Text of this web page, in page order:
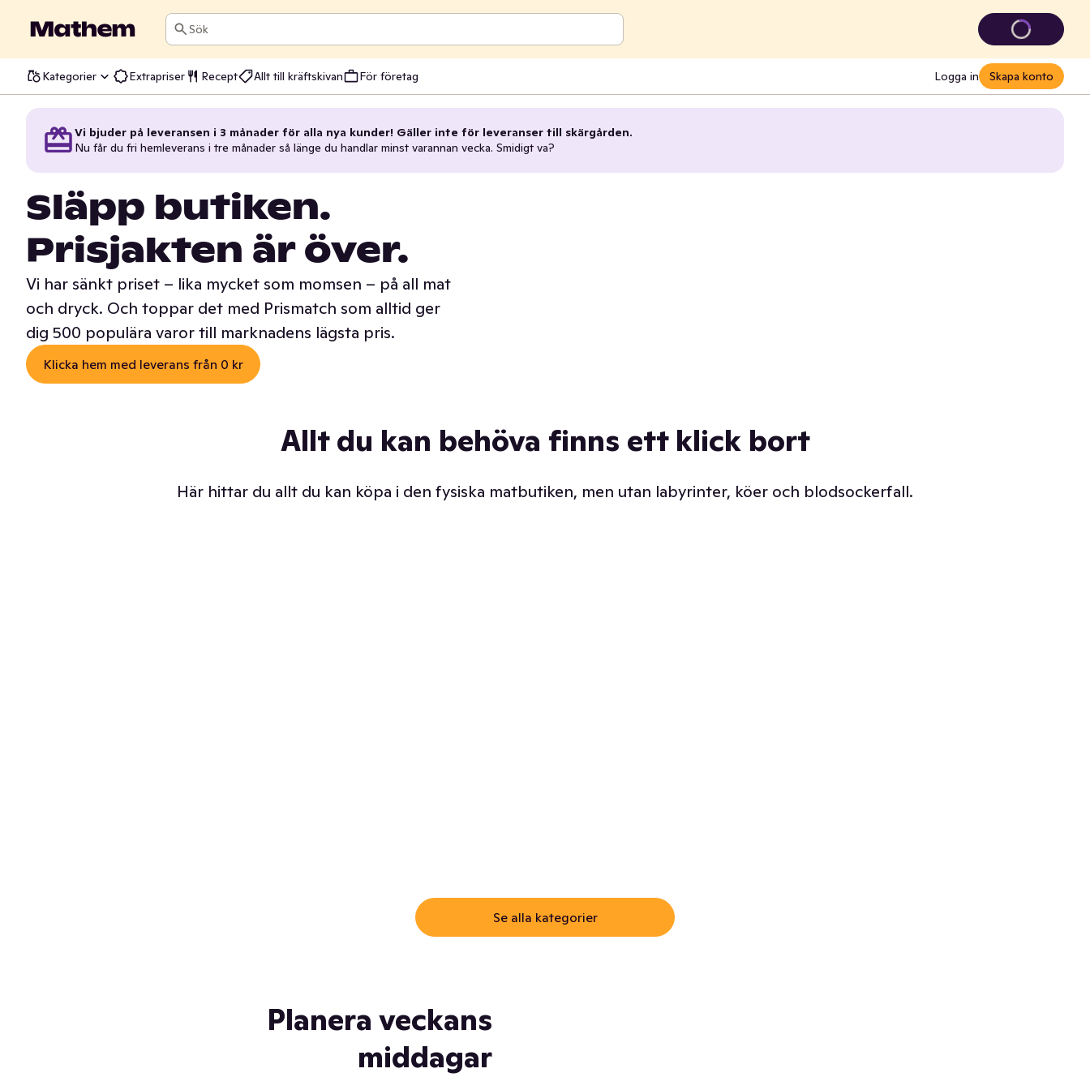
Sök
Kategorier Extrapriser Recept Allt till kräftskivan För företag Logga in Skapa konto
Vi bjuder på leveransen i 3 månader för alla nya kunder! Gäller inte för leveranser till skärgården.
Nu får du fri hemleverans i tre månader så länge du handlar minst varannan vecka. Smidigt va?
Släpp butiken.
Prisjakten är över.
Vi har sänkt priset – lika mycket som momsen – på all mat
och dryck. Och toppar det med Prismatch som alltid ger
dig 500 populära varor till marknadens lägsta pris.
Klicka hem med leverans från 0 kr
Allt du kan behöva finns ett klick bort
Här hittar du allt du kan köpa i den fysiska matbutiken, men utan labyrinter, köer och blodsockerfall.
Se alla kategorier
Planera veckans
middagar